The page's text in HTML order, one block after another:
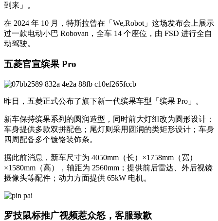
到来」。
在 2024 年 10 月，特斯拉曾在「We,Robot」这场发布会上展示
过一款电动小巴 Robovan，全车 14 个座位，由 FSD 进行全自
动驾驶。
五菱官宣缤果 Pro
昨日，五菱正式公布了旗下新一代缤果车型「缤果 Pro」。
新车保持缤果系列的圆润造型，同时前大灯组改为圆形设计；
车身提供多款双拼配色；尾灯则采用圆润的类矩形设计；车身
四周配备多个镀铬装饰条。
据此前消息，新车尺寸为 4050mm（长）×1758mm（宽）
×1580mm（高），轴距为 2560mm；提供前后雷达、外后视镜
摄像头等配件；动力方面提供 65kW 电机。
罗技鼠标推广视频惹众怒，客服致歉